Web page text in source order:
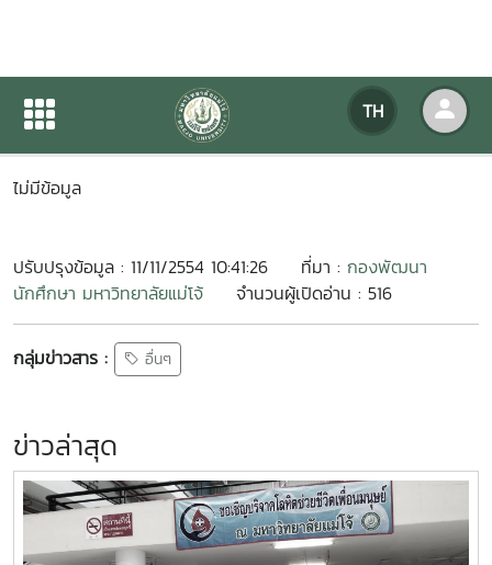
TH
ประชุมคณะกรรมการด้านกีฬา
รายละเอียดข่าวสาร
ไม่มีข้อมูล
ปรับปรุงข้อมูล : 11/11/2554 10:41:26 ที่มา : กองพัฒนา
นักศึกษา มหาวิทยาลัยแม่โจ้
จำนวนผู้เปิดอ่าน : 516
กลุ่มข่าวสาร : อื่นๆ
ข่าวล่าสุด